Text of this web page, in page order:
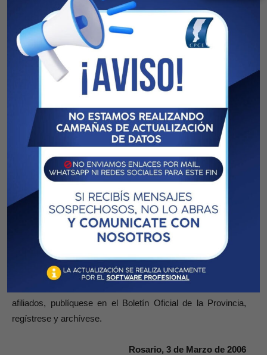
Articulo 1º: Modifícase la reglamentación del artículo 66,
Ley Nº 11.085, aprobada por el artículo 1º, punto 7,
Resolución Nº 6/94 del Consejo Profesional de Ciencias
Económicas de la Provincia de Santa Fe, la que queda
redactada de la siguiente forma:
: Párrafo 3º: Cuando el afiliado hubiera
incisos a) y b) del artículo 26 de la Ley Nº 11.085, para la
determinación del haber básico garantizado por prorrateo,
se considerarán los mejores treinta (30) años de aportes. Si
el afiliado que solicita la prestación por edad avanzada,
hubiera efectuado alternativamente aportes
correspondientes a los incisos a) y b) del artículo 26 de la
Ley Nº 11.085, para la determinación del haber básico
garantizado por prorrateo, se considerarán los mejores
quince (15) años de aportes.”
Articulo 2º: Comuníquese a las Cámaras, al Consejo de
Administración Provincial de la Caja de Seguridad Social
afiliados, publíquese en el Boletín Oficial de la Provincia,
regístrese y archívese.
Rosario, 3 de Marzo de 2006